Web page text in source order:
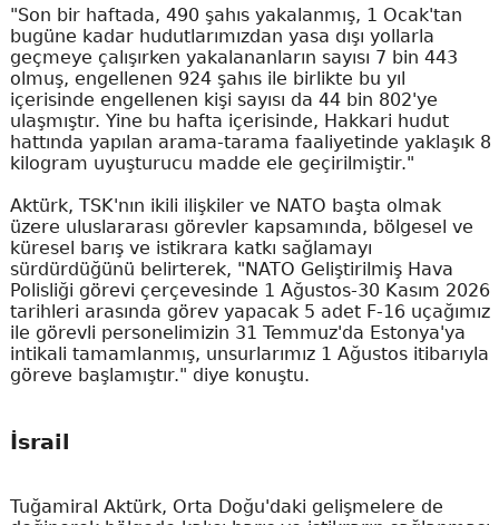
"Son bir haftada, 490 şahıs yakalanmış, 1 Ocak'tan
bugüne kadar hudutlarımızdan yasa dışı yollarla
geçmeye çalışırken yakalananların sayısı 7 bin 443
olmuş, engellenen 924 şahıs ile birlikte bu yıl
içerisinde engellenen kişi sayısı da 44 bin 802'ye
ulaşmıştır. Yine bu hafta içerisinde, Hakkari hudut
hattında yapılan arama-tarama faaliyetinde yaklaşık 8
kilogram uyuşturucu madde ele geçirilmiştir."
Aktürk, TSK'nın ikili ilişkiler ve NATO başta olmak
üzere uluslararası görevler kapsamında, bölgesel ve
küresel barış ve istikrara katkı sağlamayı
sürdürdüğünü belirterek, "NATO Geliştirilmiş Hava
Polisliği görevi çerçevesinde 1 Ağustos-30 Kasım 2026
tarihleri arasında görev yapacak 5 adet F-16 uçağımız
ile görevli personelimizin 31 Temmuz'da Estonya'ya
intikali tamamlanmış, unsurlarımız 1 Ağustos itibarıyla
göreve başlamıştır." diye konuştu.
İsrail
Tuğamiral Aktürk, Orta Doğu'daki gelişmelere de